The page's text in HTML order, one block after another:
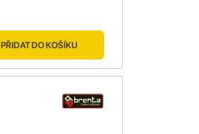
PŘIDAT DO KOŠÍKU